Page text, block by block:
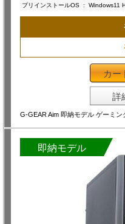
プリインストールOS : Windows11
カー
詳
G-GEAR Aim 即納モデル ゲーミ
即納モデル